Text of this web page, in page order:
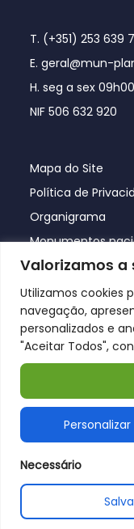
Valorizamos
Utilizamos cookies
navegação,
personalizados e
"Aceitar Todos",
Personalizar
Necessário
T. (+351) 253 639
E. geral@mun-
H. seg a sex
NIF 506 632 920
Mapa do Site
Política de
Organigrama
Monumentos
© Póvoa de Lanhoso